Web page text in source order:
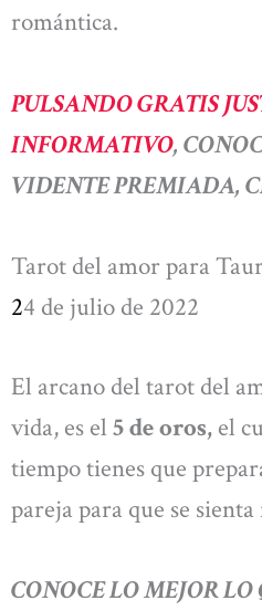
romántica.
PULSANDO GRATIS
INFORMATIVO,
VIDENTE PREMIADA,
Tarot del amor para
24 de julio de 2022
El arcano del tarot del
vida, es el 5 de oros, el
tiempo tienes que
pareja para que se
CONOCE LO MEJOR